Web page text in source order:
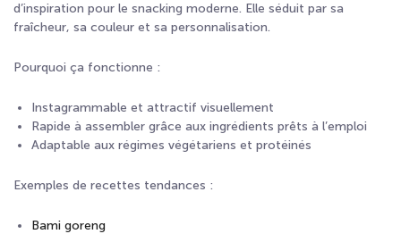
d’inspiration pour le snacking moderne. Elle séduit par sa
fraîcheur, sa couleur et sa personnalisation.
Pourquoi ça fonctionne :
Instagrammable et attractif visuellement
Rapide à assembler grâce aux ingrédients prêts à l’emploi
Adaptable aux régimes végétariens et protéinés
Exemples de recettes tendances :
Bami goreng